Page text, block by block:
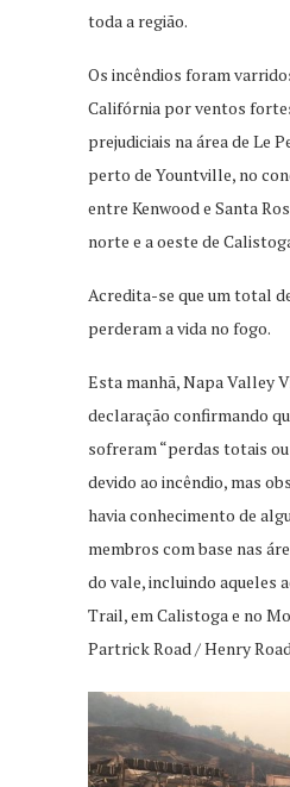
toda a região.
Os incêndios foram
Califórnia por ventos
prejudiciais na área de Le
perto de Yountville, no
entre Kenwood e Santa
norte e a oeste de
Acredita-se que um total
perderam a vida no fogo.
Esta manhã, Napa Valley
declaração confirmando
sofreram “perdas totais
devido ao incêndio, mas
havia conhecimento de
membros com base nas
do vale, incluindo aqueles
Trail, em Calistoga e no
Partrick Road / Henry